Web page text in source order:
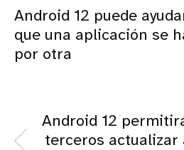
Android 12 puede
que una aplicación se
por otra
Android 12
terceros